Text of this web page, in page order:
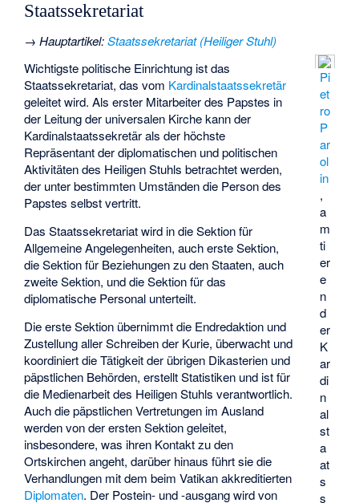
Staatssekretariat
→Hauptartikel:Staatssekretariat (Heiliger Stuhl)
Pi
et
ro
P
ar
ol
in
,
a
m
ti
er
e
n
d
er
K
ar
di
n
al
st
a
at
s
s
Wichtigste politische Einrichtung ist das
Staatssekretariat, das vom Kardinalstaatssekretär
geleitet wird. Als erster Mitarbeiter des Papstes in
der Leitung der universalen Kirche kann der
Kardinalstaatssekretär als der höchste
Repräsentant der diplomatischen und politischen
Aktivitäten des Heiligen Stuhls betrachtet werden,
der unter bestimmten Umständen die Person des
Papstes selbst vertritt.
Das Staatssekretariat wird in die Sektion für
Allgemeine Angelegenheiten, auch erste Sektion,
die Sektion für Beziehungen zu den Staaten, auch
zweite Sektion, und die Sektion für das
diplomatische Personal unterteilt.
Die erste Sektion übernimmt die Endredaktion und
Zustellung aller Schreiben der Kurie, überwacht und
koordiniert die Tätigkeit der übrigen Dikasterien und
päpstlichen Behörden, erstellt Statistiken und ist für
die Medienarbeit des Heiligen Stuhls verantwortlich.
Auch die päpstlichen Vertretungen im Ausland
werden von der ersten Sektion geleitet,
insbesondere, was ihren Kontakt zu den
Ortskirchen angeht, darüber hinaus führt sie die
Verhandlungen mit dem beim Vatikan akkreditierten
Diplomaten. Der Postein- und -ausgang wird von